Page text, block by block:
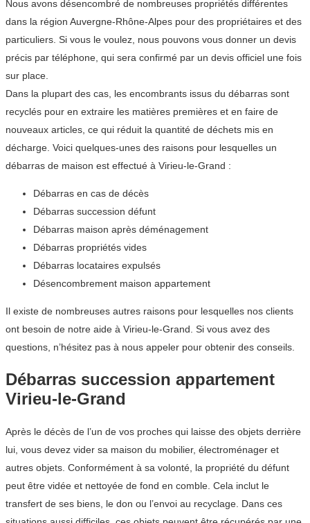
Nous avons désencombré de nombreuses propriétés différentes
dans la région Auvergne-Rhône-Alpes pour des propriétaires et des
particuliers. Si vous le voulez, nous pouvons vous donner un devis
précis par téléphone, qui sera confirmé par un devis officiel une fois
sur place.
Dans la plupart des cas, les encombrants issus du débarras sont
recyclés pour en extraire les matières premières et en faire de
nouveaux articles, ce qui réduit la quantité de déchets mis en
décharge. Voici quelques-unes des raisons pour lesquelles un
débarras de maison est effectué à Virieu-le-Grand :
Débarras en cas de décès
Débarras succession défunt
Débarras maison après déménagement
Débarras propriétés vides
Débarras locataires expulsés
Désencombrement maison appartement
Il existe de nombreuses autres raisons pour lesquelles nos clients
ont besoin de notre aide à Virieu-le-Grand. Si vous avez des
questions, n’hésitez pas à nous appeler pour obtenir des conseils.
Débarras succession appartement
Virieu-le-Grand
Après le décès de l’un de vos proches qui laisse des objets derrière
lui, vous devez vider sa maison du mobilier, électroménager et
autres objets. Conformément à sa volonté, la propriété du défunt
peut être vidée et nettoyée de fond en comble. Cela inclut le
transfert de ses biens, le don ou l’envoi au recyclage. Dans ces